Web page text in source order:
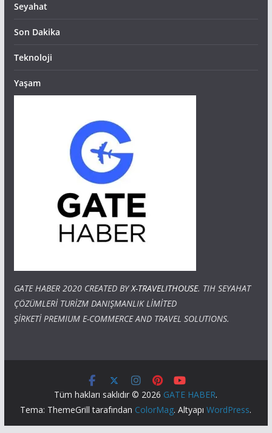
Seyahat
Son Dakika
Teknoloji
Yaşam
GATE HABER 2020 CREATED BYX-TRAVELITHOUSE. TIH SEYAHAT
ÇÖZÜMLERİ TURİZM DANIŞMANLIK LİMİTED
ŞİRKETİ PREMIUM E-COMMERCE AND TRAVEL SOLUTIONS.
Tüm hakları saklıdır © 2026 GATE HABER.
Tema: ThemeGrill tarafından ColorMag. AltyapıWordPress.